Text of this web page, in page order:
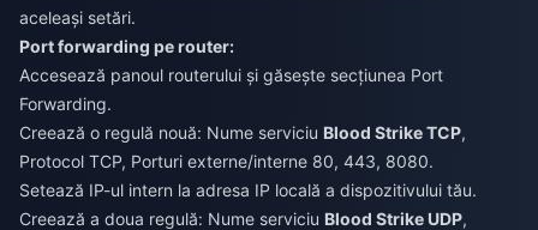
aceleași setări.
Port forwarding pe router:
Accesează panoul routerului și găsește secțiunea Port
Forwarding.
Creează o regulă nouă: Nume serviciu Blood Strike TCP,
Protocol TCP, Porturi externe/interne 80, 443, 8080.
Setează IP-ul intern la adresa IP locală a dispozitivului tău.
Creează a doua regulă: Nume serviciu Blood Strike UDP,